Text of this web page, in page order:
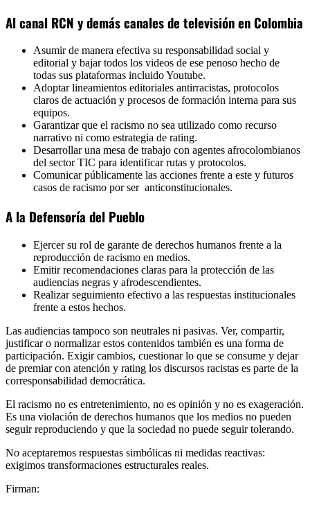
Al canal RCN y demás canales de televisión en Colombia
Asumir de manera efectiva su responsabilidad social y
editorial y bajar todos los videos de ese penoso hecho de
todas sus plataformas incluido Youtube.
Adoptar lineamientos editoriales antirracistas, protocolos
claros de actuación y procesos de formación interna para sus
equipos.
Garantizar que el racismo no sea utilizado como recurso
narrativo ni como estrategia de rating.
Desarrollar una mesa de trabajo con agentes afrocolombianos
del sector TIC para identificar rutas y protocolos.
Comunicar públicamente las acciones frente a este y futuros
casos de racismo por ser anticonstitucionales.
A la Defensoría del Pueblo
Ejercer su rol de garante de derechos humanos frente a la
reproducción de racismo en medios.
Emitir recomendaciones claras para la protección de las
audiencias negras y afrodescendientes.
Realizar seguimiento efectivo a las respuestas institucionales
frente a estos hechos.
Las audiencias tampoco son neutrales ni pasivas. Ver, compartir,
justificar o normalizar estos contenidos también es una forma de
participación. Exigir cambios, cuestionar lo que se consume y dejar
de premiar con atención y rating los discursos racistas es parte de la
corresponsabilidad democrática.
El racismo no es entretenimiento, no es opinión y no es exageración.
Es una violación de derechos humanos que los medios no pueden
seguir reproduciendo y que la sociedad no puede seguir tolerando.
No aceptaremos respuestas simbólicas ni medidas reactivas:
exigimos transformaciones estructurales reales.
Firman: